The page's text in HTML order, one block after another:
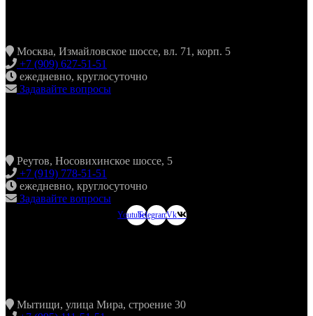
Москва, Измайловское шоссе, вл. 71, корп. 5
+7 (909) 627-51-51
ежедневно, круглосуточно
Задавайте вопросы
Реутов, Носовихинское шоссе, 5
+7 (919) 778-51-51
ежедневно, круглосуточно
Задавайте вопросы
YoutubeTelegramVk
Мытищи, улица Мира, строение 30